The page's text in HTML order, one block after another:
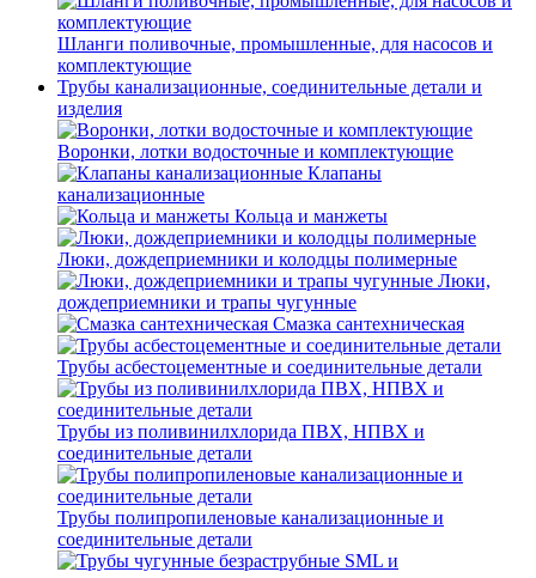
Шланги поливочные, промышленные, для насосов и
комплектующие
Трубы канализационные, соединительные детали и
изделия
Воронки, лотки водосточные и комплектующие
Клапаны
канализационные
Кольца и манжеты
Люки, дождеприемники и колодцы полимерные
Люки,
дождеприемники и трапы чугунные
Смазка сантехническая
Трубы асбестоцементные и соединительные детали
Трубы из поливинилхлорида ПВХ, НПВХ и
соединительные детали
Трубы полипропиленовые канализационные и
соединительные детали